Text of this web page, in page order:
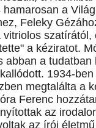
a Világ
Feleky
vitriolos szatírától,
a kéziratot.
abban a tudatban
1934-
megtalálta a
Ferenc
az
az írói